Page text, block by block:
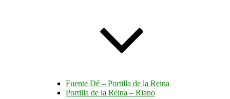
Fuente Dé – Portilla de la Reina
Portilla de la Reina – Riano